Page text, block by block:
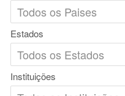
Estados
Instituições